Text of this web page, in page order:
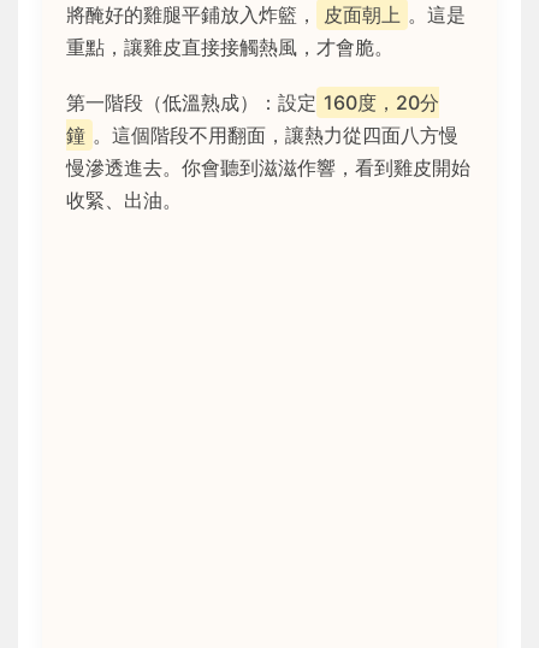
將醃好的雞腿平鋪放入炸籃， 皮面朝上 。這是
重點，讓雞皮直接接觸熱風，才會脆。
第一階段（低溫熟成）：設定 160度，20分
鐘 。這個階段不用翻面，讓熱力從四面八方慢
慢滲透進去。你會聽到滋滋作響，看到雞皮開始
收緊、出油。